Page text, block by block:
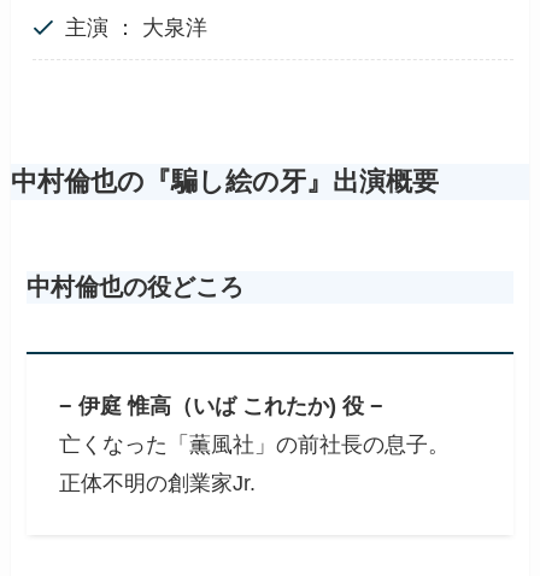
主演 ： 大泉洋
中村倫也の『騙し絵の牙』出演概要
中村倫也の役どころ
− 伊庭 惟高（いば これたか) 役 −
亡くなった「薫風社」の前社長の息子。
正体不明の創業家Jr.